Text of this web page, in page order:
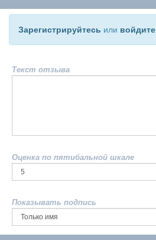
Зарегистрируйтесь или войдите
Текст отзыва
Оценка по пятибальной шкале
Показывать подпись